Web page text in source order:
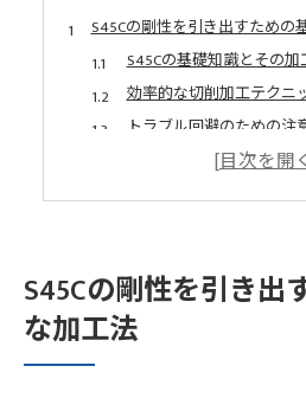
S45Cの剛性を引き出すための
S45Cの基礎知識とその加
効率的な切削加工テクニ
トラブル回避のための注
研削加工での精度向上の
塑性加工を用いた剛性向
精密加工による高剛性の
加工機械の選定とそのポイ
S45Cの剛性を引き出
な加工法